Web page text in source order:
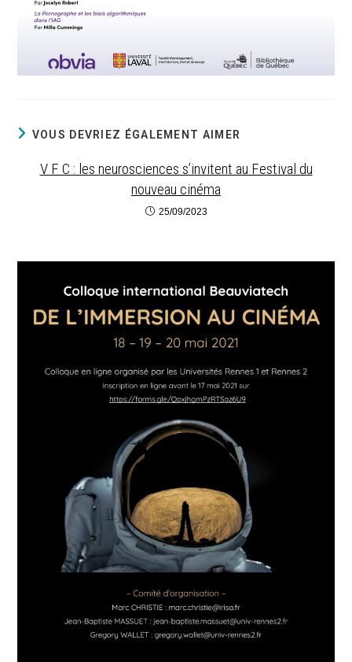
VOUS DEVRIEZ ÉGALEMENT AIMER
V F C : les neurosciences s’invitent au Festival du
nouveau cinéma
25/09/2023